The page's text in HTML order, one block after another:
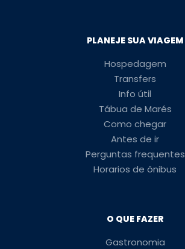
PLANEJE SUA VIAGEM
Hospedagem
Transfers
Info útil
Tábua de Marés
Como chegar
Antes de ir
Perguntas frequentes
Horarios de ônibus
O QUE FAZER
Gastronomia